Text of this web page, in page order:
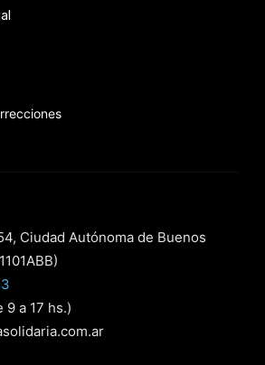
Ciudad Autónoma de Buenos
9 a 17 hs.)